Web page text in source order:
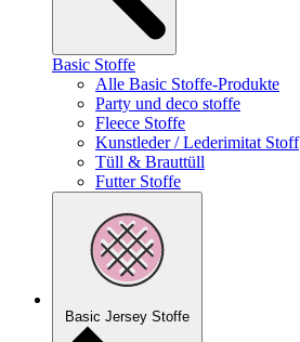
Basic Stoffe
Alle Basic Stoffe-Produkte
Party und deco stoffe
Fleece Stoffe
Kunstleder / Lederimitat Stoff
Tüll & Brauttüll
Futter Stoffe
Basic Jersey Stoffe